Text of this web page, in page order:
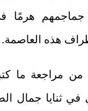
جماجمهم هرمًا
هذه العاصمة.
من مراجعة ما
في ثنايا جمال